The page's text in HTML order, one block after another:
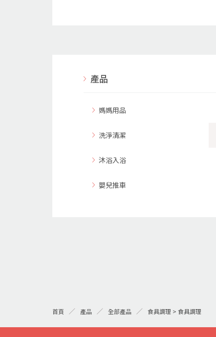
產品
媽媽用品
洗淨清潔
沐浴入浴
嬰兒推車
首頁 產品 全部產品 食具調理 > 食具調理